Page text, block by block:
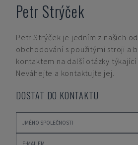
Petr Strýček
Petr Strýček je jedním z našich
obchodování s použitými stroji a
kontaktem na další otázky týkající
Neváhejte a kontaktujte jej.
DOSTAT DO KONTAKTU